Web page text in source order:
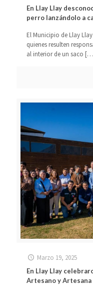
En Llay Llay
perro lanzándolo a
El Municipio de Llay
quienes resulten
al interior de un saco
Marzo 19, 2025
En Llay Llay
Artesano y Artesana